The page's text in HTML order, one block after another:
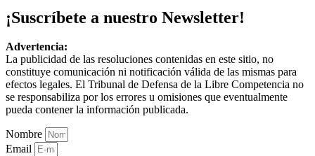
¡Suscríbete a nuestro Newsletter!
Advertencia:
La publicidad de las resoluciones contenidas en este sitio, no
constituye comunicación ni notificación válida de las mismas para
efectos legales. El Tribunal de Defensa de la Libre Competencia no
se responsabiliza por los errores u omisiones que eventualmente
pueda contener la información publicada.
Nombre
Email